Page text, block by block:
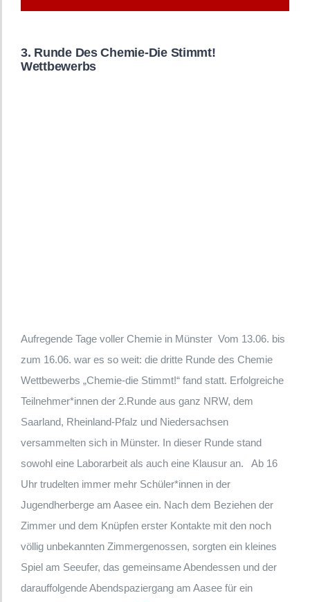
3. Runde Des Chemie-Die Stimmt!
Wettbewerbs
Aufregende Tage voller Chemie in Münster Vom 13.06. bis
zum 16.06. war es so weit: die dritte Runde des Chemie
Wettbewerbs „Chemie-die Stimmt!“ fand statt. Erfolgreiche
Teilnehmer*innen der 2.Runde aus ganz NRW, dem
Saarland, Rheinland-Pfalz und Niedersachsen
versammelten sich in Münster. In dieser Runde stand
sowohl eine Laborarbeit als auch eine Klausur an. Ab 16
Uhr trudelten immer mehr Schüler*innen in der
Jugendherberge am Aasee ein. Nach dem Beziehen der
Zimmer und dem Knüpfen erster Kontakte mit den noch
völlig unbekannten Zimmergenossen, sorgten ein kleines
Spiel am Seeufer, das gemeinsame Abendessen und der
darauffolgende Abendspaziergang am Aasee für ein